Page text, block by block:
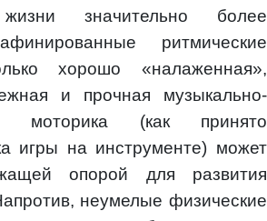
значительно более
ритмические
хорошо «налаженная»,
и прочная музыкально-
моторика (как принято
игры на инструменте) может
опорой для развития
неумелые физические